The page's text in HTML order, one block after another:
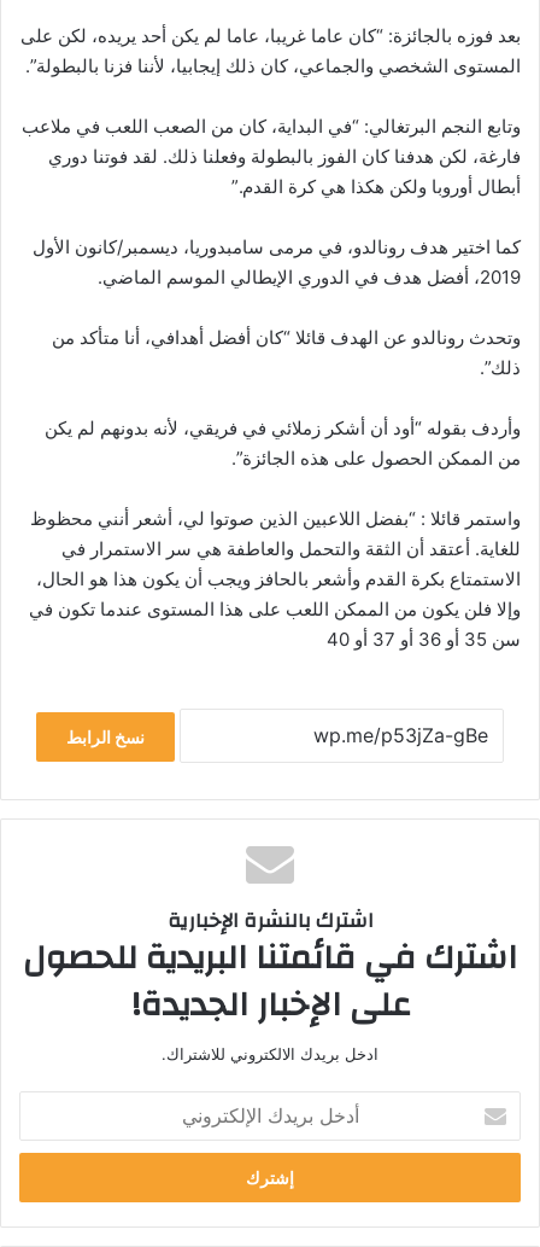
بعد فوزه بالجائزة: “كان عاما غريبا، عاما لم يكن أحد يريده، لكن على
المستوى الشخصي والجماعي، كان ذلك إيجابيا، لأننا فزنا بالبطولة”.
وتابع النجم البرتغالي: “في البداية، كان من الصعب اللعب في ملاعب
فارغة، لكن هدفنا كان الفوز بالبطولة وفعلنا ذلك. لقد فوتنا دوري
أبطال أوروبا ولكن هكذا هي كرة القدم.”
كما اختير هدف رونالدو، في مرمى سامبدوريا، ديسمبر/كانون الأول
2019، أفضل هدف في الدوري الإيطالي الموسم الماضي.
وتحدث رونالدو عن الهدف قائلا “كان أفضل أهدافي، أنا متأكد من
ذلك”.
وأردف بقوله “أود أن أشكر زملائي في فريقي، لأنه بدونهم لم يكن
من الممكن الحصول على هذه الجائزة”.
واستمر قائلا : “بفضل اللاعبين الذين صوتوا لي، أشعر أنني محظوظ
للغاية. أعتقد أن الثقة والتحمل والعاطفة هي سر الاستمرار في
الاستمتاع بكرة القدم وأشعر بالحافز ويجب أن يكون هذا هو الحال،
وإلا فلن يكون من الممكن اللعب على هذا المستوى عندما تكون في
سن 35 أو 36 أو 37 أو 40
نسخ الرابط
اشترك بالنشرة الإخبارية
اشترك في قائمتنا البريدية للحصول
على الإخبار الجديدة!
ادخل بريدك الالكتروني للاشتراك.
بريدك
الإلكتروني